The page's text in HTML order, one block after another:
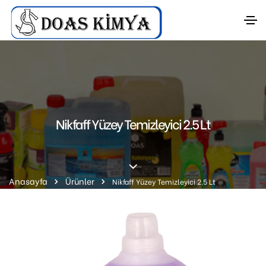
Nikfaff Yüzey Temizleyici 2.5 Lt
Anasayfa Ürünler Nikfaff Yüzey Temizleyici 2.5 Lt